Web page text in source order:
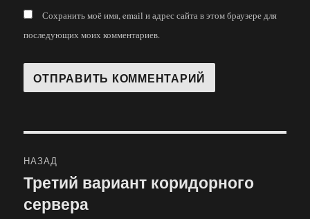
Сохранить моё имя, email и адрес сайта в этом браузере для
последующих моих комментариев.
по
записям
НАЗАД
Предыдущая
запись:
Третий вариант коридорного
сервера